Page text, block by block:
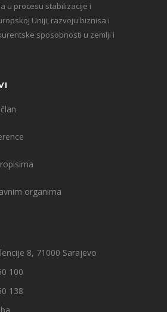
u procesu stabilizacije i
Uniji, razvoju biznisa i
sposobnosti u zemlji i
organima
8, 71000 Sarajevo
100
138